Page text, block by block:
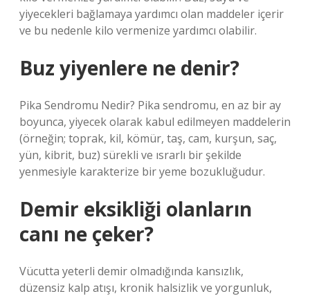
yiyecekleri bağlamaya yardımcı olan maddeler içerir
ve bu nedenle kilo vermenize yardımcı olabilir.
Buz yiyenlere ne denir?
Pika Sendromu Nedir? Pika sendromu, en az bir ay
boyunca, yiyecek olarak kabul edilmeyen maddelerin
(örneğin; toprak, kil, kömür, taş, cam, kurşun, saç,
yün, kibrit, buz) sürekli ve ısrarlı bir şekilde
yenmesiyle karakterize bir yeme bozukluğudur.
Demir eksikliği olanların
canı ne çeker?
Vücutta yeterli demir olmadığında kansızlık,
düzensiz kalp atışı, kronik halsizlik ve yorgunluk,